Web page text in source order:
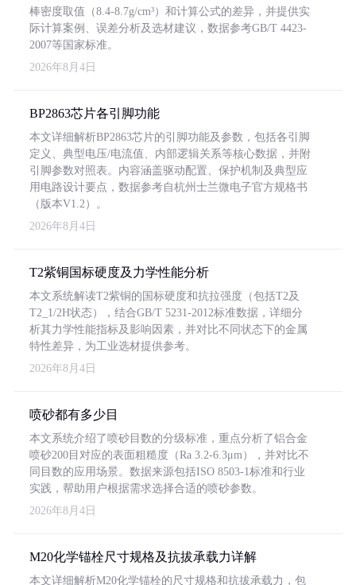
棒密度取值（8.4-8.7g/cm³）和计算公式的差异，并提供实
际计算案例、误差分析及选材建议，数据参考GB/T 4423-
2007等国家标准。
2026年8月4日
BP2863芯片各引脚功能
本文详细解析BP2863芯片的引脚功能及参数，包括各引脚
定义、典型电压/电流值、内部逻辑关系等核心数据，并附
引脚参数对照表。内容涵盖驱动配置、保护机制及典型应
用电路设计要点，数据参考自杭州士兰微电子官方规格书
（版本V1.2）。
2026年8月4日
T2紫铜国标硬度及力学性能分析
本文系统解读T2紫铜的国标硬度和抗拉强度（包括T2及
T2_1/2H状态），结合GB/T 5231-2012标准数据，详细分
析其力学性能指标及影响因素，并对比不同状态下的金属
特性差异，为工业选材提供参考。
2026年8月4日
喷砂都有多少目
本文系统介绍了喷砂目数的分级标准，重点分析了铝合金
喷砂200目对应的表面粗糙度（Ra 3.2-6.3μm），并对比不
同目数的应用场景。数据来源包括ISO 8503-1标准和行业
实践，帮助用户根据需求选择合适的喷砂参数。
2026年8月4日
M20化学锚栓尺寸规格及抗拔承载力详解
本文详细解析M20化学锚栓的尺寸规格和抗拔承载力，包